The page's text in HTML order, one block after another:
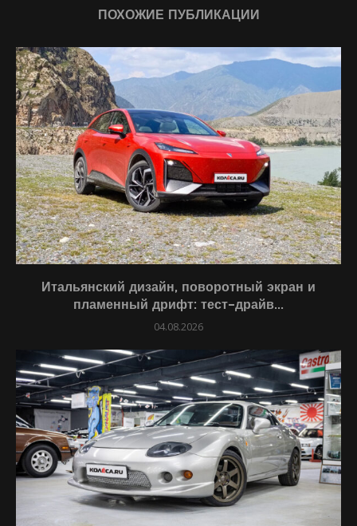
ПОХОЖИЕ ПУБЛИКАЦИИ
Итальянский дизайн, поворотный экран и
пламенный дрифт: тест-драйв...
04.08.2026